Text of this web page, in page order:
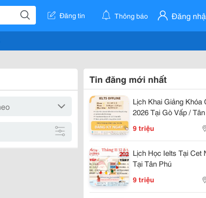
Đăng tin Thông báo Đăng
Tin đăng mới nhất
Lịch Khai Giảng Khóa
2026 Tại Gò Vấp /
9 triệu
Lịch Học Ielts Tại Cet
Tại Tân Phú
9 triệu